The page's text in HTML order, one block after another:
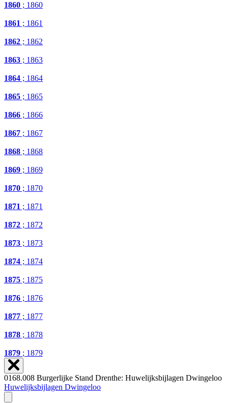
1860 ; 1860
1861 ; 1861
1862 ; 1862
1863 ; 1863
1864 ; 1864
1865 ; 1865
1866 ; 1866
1867 ; 1867
1868 ; 1868
1869 ; 1869
1870 ; 1870
1871 ; 1871
1872 ; 1872
1873 ; 1873
1874 ; 1874
1875 ; 1875
1876 ; 1876
1877 ; 1877
1878 ; 1878
1879 ; 1879
0168.008 Burgerlijke Stand Drenthe: Huwelijksbijlagen Dwingeloo
Huwelijksbijlagen Dwingeloo